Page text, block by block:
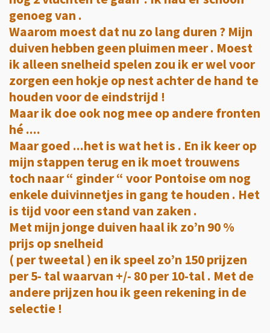
genoeg van .
Waarom moest dat nu zo lang duren ? Mijn
duiven hebben geen pluimen meer . Moest
ik alleen snelheid spelen zou ik er wel voor
zorgen een hokje op nest achter de hand te
houden voor de eindstrijd !
Maar ik doe ook nog mee op andere fronten
hé ....
Maar goed ...het is wat het is . En ik keer op
mijn stappen terug en ik moet trouwens
toch naar “ ginder “ voor Pontoise om nog
enkele duivinnetjes in gang te houden . Het
is tijd voor een stand van zaken .
Met mijn jonge duiven haal ik zo’n 90 %
prijs op snelheid
( per tweetal ) en ik speel zo’n 150 prijzen
per 5- tal waarvan +/- 80 per 10-tal . Met de
andere prijzen hou ik geen rekening in de
selectie !